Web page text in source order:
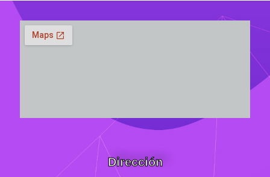
Dirección